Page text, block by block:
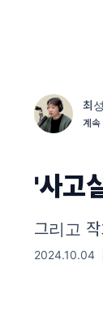
최
계
'사고
그리고
2024.10.04